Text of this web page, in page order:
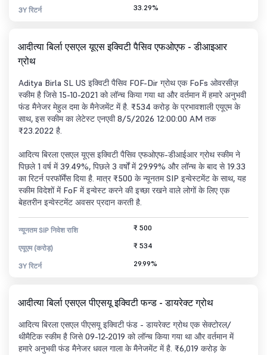
3Y रिटर्न 33.29%
आदीत्या बिर्ला एसएल यूएस इक्विटी पैसिव एफओएफ - डीआइआर
ग्रोथ
Aditya Birla SL US इक्विटी पैसिव FOF-Dir ग्रोथ एक FoFs ओवरसीज़
स्कीम है जिसे 15-10-2021 को लॉन्च किया गया था और वर्तमान में हमारे अनुभवी
फंड मैनेजर मेहुल दमा के मैनेजमेंट में है. ₹534 करोड़ के प्रभावशाली एयूएम के
साथ, इस स्कीम का लेटेस्ट एनएवी 8/5/2026 12:00:00 AM तक
₹23.2022 है.
आदित्य बिरला एसएल यूएस इक्विटी पैसिव एफओएफ-डीआईआर ग्रोथ स्कीम ने
पिछले 1 वर्ष में 39.49%, पिछले 3 वर्षों में 29.99% और लॉन्च के बाद से 19.33
का रिटर्न परफॉर्मेंस दिया है. मात्र ₹500 के न्यूनतम SIP इन्वेस्टमेंट के साथ, यह
स्कीम विदेशों में FoF में इन्वेस्ट करने की इच्छा रखने वाले लोगों के लिए एक
बेहतरीन इन्वेस्टमेंट अवसर प्रदान करती है.
न्यूनतम SIP निवेश राशि ₹ 500
एयूएम (करोड़) ₹ 534
3Y रिटर्न 29.99%
आदीत्या बिर्ला एसएल पीएसयू इक्विटी फन्ड - डायरेक्ट ग्रोथ
आदित्य बिरला एसएल पीएसयू इक्विटी फंड - डायरेक्ट ग्रोथ एक सेक्टोरल/
थीमैटिक स्कीम है जिसे 09-12-2019 को लॉन्च किया गया था और वर्तमान में
हमारे अनुभवी फंड मैनेजर धवल गाला के मैनेजमेंट में है. ₹6,019 करोड़ के